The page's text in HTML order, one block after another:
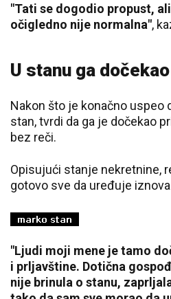
"Tati se dogodio propust,
očigledno nije normalna",
U stanu ga
Nakon što je konačno uspeo
stan, tvrdi da ga je dočekao
bez reči.
Opisujući stanje nekretnine,
gotovo sve da uređuje
"Ljudi moji mene je tamo
i prljavštine. Dotična
nije brinula o stanu,